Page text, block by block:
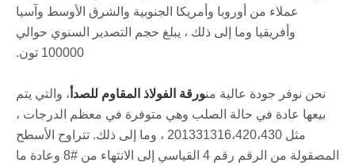
عملاء من أوروبا وأمريكا الجنوبية والشرق الأوسط وآسيا
وأفريقيا وما إلى ذلك ، يبلغ حجم التصدير السنوي حوالي
100000 تون.
نحن نوفر جودة عالية منورقة الفولاذ المقاوم للصدأ ، والتي يتم
بيعها عادة في حالة الصلب وهي متوفرة في معظم الدرجات ،
مثل 201331316،420،430 ، وما إلى ذلك. تتراوح الأسطح
المصقولة من الرقم رقم 4 القياسي إلى الانتهاء من #8 وعادة ما